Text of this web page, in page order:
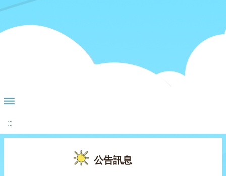
:::
公告訊息